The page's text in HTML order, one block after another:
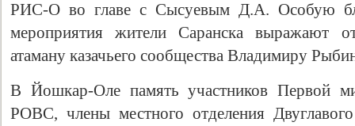
РИС-О во главе с Сысуевым Д.А. Особую
мероприятия жители Саранска выражают
атаману казачьего сообщества Владимиру
В Йошкар-Оле память участников Первой
РОВС, члены местного отделения